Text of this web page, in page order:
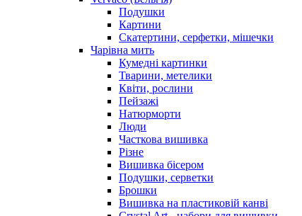
Подушки
Картини
Скатертини, серфетки, мішечки
Чарiвна мить
Кумедні картинки
Тварини, метелики
Квіти, рослини
Пейзажі
Натюрморти
Люди
Часткова вишивка
Різне
Вишивка бісером
Подушки, серветки
Брошки
Вишивка на пластиковій канві